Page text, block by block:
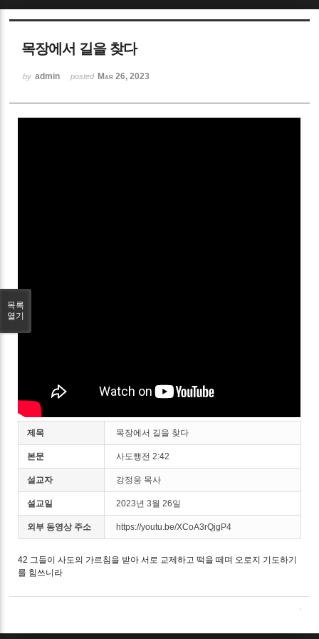
목장에서 길을 찾다
by admin posted Mar 26, 2023
제목 목장에서 길을 찾다
본문 사도행전 2:42
설교자 강정웅 목사
설교일 2023년 3월 26일
외부 동영상 주소 https://youtu.be/XCoA3rQjgP4
42 그들이 사도의 가르침을 받아 서로 교제하고 떡을 떼며 오로지 기도하기
를 힘쓰니라
목록
열기
Sketchbook5, 스케치북5